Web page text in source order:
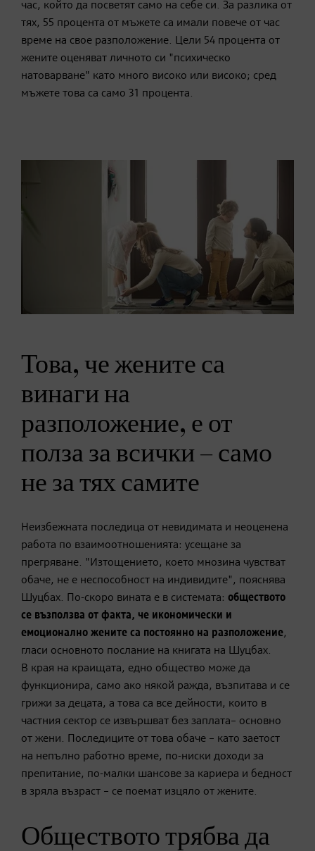
час, който да посветят само на себе си. За разлика от
тях, 55 процента от мъжете са имали повече от час
време на свое разположение. Цели 54 процента от
жените оценяват личното си "психическо
натоварване" като много високо или високо; сред
мъжете това са само 31 процента.
Това, че жените са
винаги на
разположение, е от
полза за всички – само
не за тях самите
Неизбежната последица от невидимата и неоценена
работа по взаимоотношенията: усещане за
прегряване. "Изтощението, което мнозина чувстват
обаче, не е неспособност на индивидите", пояснява
Шуцбах. По-скоро вината е в системата: обществото
се възползва от факта, че икономически и
емоционално жените са постоянно на разположение,
гласи основното послание на книгата на Шуцбах.
В края на краищата, едно общество може да
функционира, само ако някой ражда, възпитава и се
грижи за децата, а това са все дейности, които в
частния сектор се извършват без заплата– основно
от жени. Последиците от това обаче – като заетост
на непълно работно време, по-ниски доходи за
препитание, по-малки шансове за кариера и бедност
в зряла възраст – се поемат изцяло от жените.
Обществото трябва да